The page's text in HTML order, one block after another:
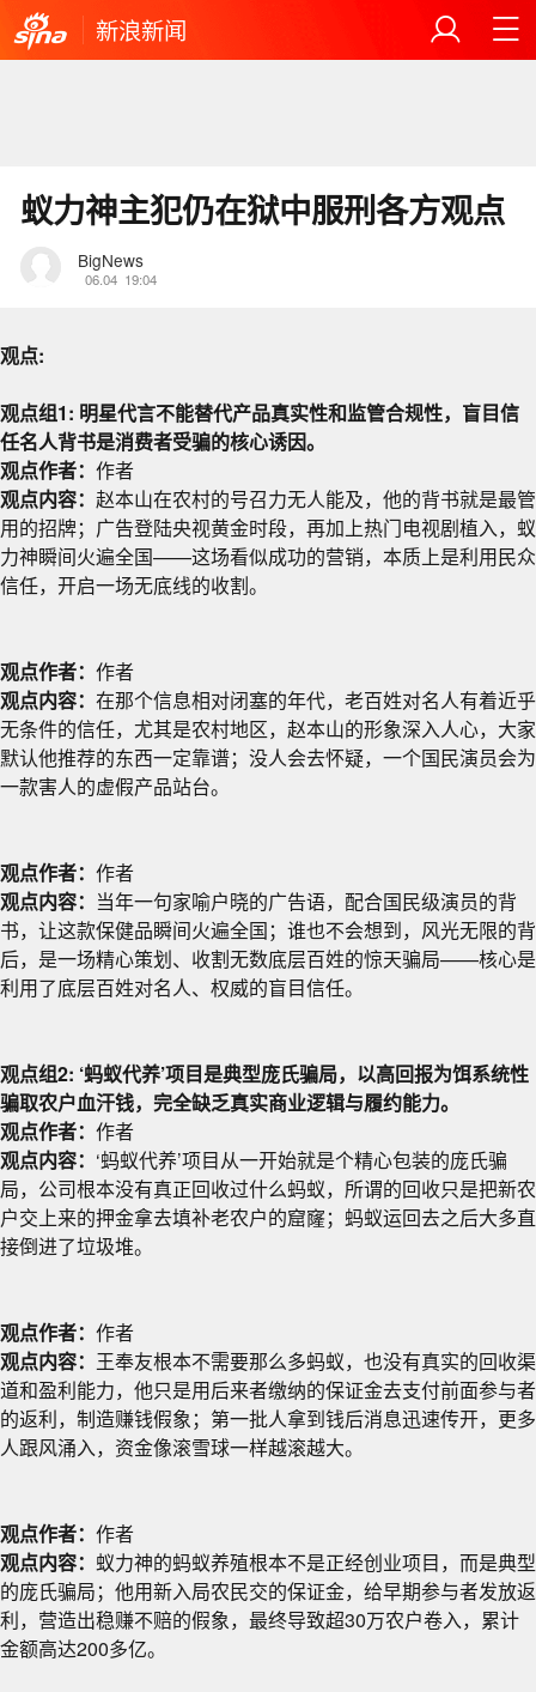
新浪新闻
蚁力神主犯仍在狱中服刑各方观点
BigNews
06.04 19:04
观点:
观点组1: 明星代言不能替代产品真实性和监管合规性，盲目信
任名人背书是消费者受骗的核心诱因。
观点作者： 作者
观点内容： 赵本山在农村的号召力无人能及，他的背书就是最管
用的招牌；广告登陆央视黄金时段，再加上热门电视剧植入，蚁
力神瞬间火遍全国——这场看似成功的营销，本质上是利用民众
信任，开启一场无底线的收割。
观点作者： 作者
观点内容： 在那个信息相对闭塞的年代，老百姓对名人有着近乎
无条件的信任，尤其是农村地区，赵本山的形象深入人心，大家
默认他推荐的东西一定靠谱；没人会去怀疑，一个国民演员会为
一款害人的虚假产品站台。
观点作者： 作者
观点内容： 当年一句家喻户晓的广告语，配合国民级演员的背
书，让这款保健品瞬间火遍全国；谁也不会想到，风光无限的背
后，是一场精心策划、收割无数底层百姓的惊天骗局——核心是
利用了底层百姓对名人、权威的盲目信任。
观点组2: ‘蚂蚁代养’项目是典型庞氏骗局，以高回报为饵系统性
骗取农户血汗钱，完全缺乏真实商业逻辑与履约能力。
观点作者： 作者
观点内容： ‘蚂蚁代养’项目从一开始就是个精心包装的庞氏骗
局，公司根本没有真正回收过什么蚂蚁，所谓的回收只是把新农
户交上来的押金拿去填补老农户的窟窿；蚂蚁运回去之后大多直
接倒进了垃圾堆。
观点作者： 作者
观点内容： 王奉友根本不需要那么多蚂蚁，也没有真实的回收渠
道和盈利能力，他只是用后来者缴纳的保证金去支付前面参与者
的返利，制造赚钱假象；第一批人拿到钱后消息迅速传开，更多
人跟风涌入，资金像滚雪球一样越滚越大。
观点作者： 作者
观点内容： 蚁力神的蚂蚁养殖根本不是正经创业项目，而是典型
的庞氏骗局；他用新入局农民交的保证金，给早期参与者发放返
利，营造出稳赚不赔的假象，最终导致超30万农户卷入，累计
金额高达200多亿。